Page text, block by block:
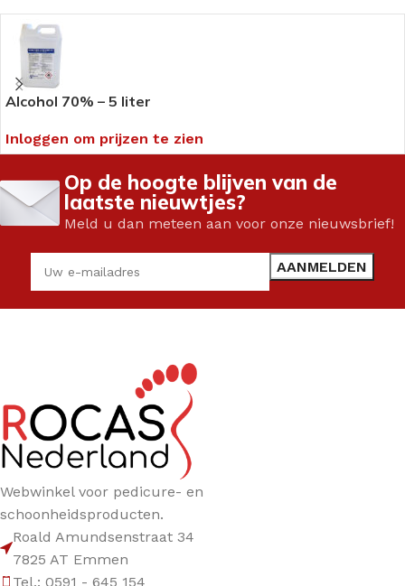
Alcohol 70% – 5 liter
Inloggen om prijzen te zien
Op de hoogte blijven van de
laatste nieuwtjes?
Meld u dan meteen aan voor onze nieuwsbrief!
Webwinkel voor pedicure- en
schoonheidsproducten.
Roald Amundsenstraat 34
7825 AT Emmen
Tel.: 0591 - 645 154